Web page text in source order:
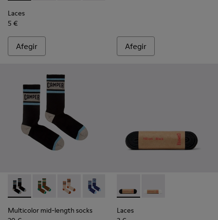
Laces
5 €
Afegir Afegir
Multicolor mid-length socks - KA00073-007 - Mitjons de
Multicolor mid-length socks - KA00073-009 -
Multicolor mid-length socks - KA00073-008
Multicolor mid-length socks -
Multicolor mid-length socks -
Multicolor mid-length
Multicolor mid-length socks
Laces - KL00001-001 -
Laces - KL00001-002
Laces